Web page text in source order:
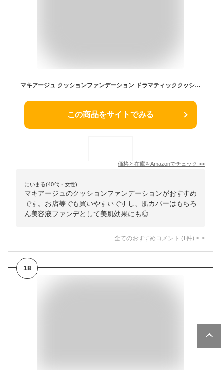
マキアージュ クッションファンデーション ドラマティッククッションジェリー SPF50+ PA++++ 02 14g レフィル
この商品をサイトでみる
価格と在庫をAmazonでチェック >>
にいまる(40代・女性)
マキアージュのクッションファンデーションがおすすめ
です。お店等でも買いやすいですし、肌カバーはもちろ
ん美容液ファンデとして美肌効果にも◎
全てのおすすめコメント (1 件) >
18